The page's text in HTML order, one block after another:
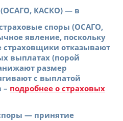
КАСКО) — в
споры (ОСАГО,
явление, поскольку
страховщики отказывают
выплатах (порой
размер
с выплатой
– подробнее о страховых
— принятие